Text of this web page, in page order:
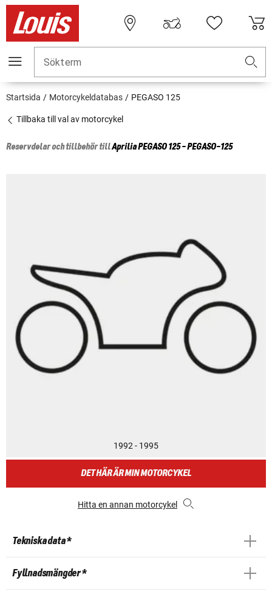
Sökterm
Startsida Motorcykeldatabas PEGASO 125
Tillbaka till val av motorcykel
Reservdelar och tillbehör tillApriliaPEGASO 125 - PEGASO-125
1992 - 1995
DET HÄR ÄR MIN MOTORCYKEL
Hitta en annan motorcykel
Tekniska data *
Fyllnadsmängder *